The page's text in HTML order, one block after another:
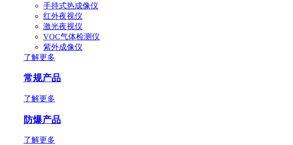
手持式热成像仪
红外夜视仪
激光夜视仪
VOC气体检测仪
紫外成像仪
了解更多
常规产品
了解更多
防爆产品
了解更多